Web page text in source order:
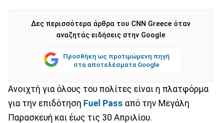
Δες περισσότερα άρθρα του CNN Greece όταν
αναζητάς ειδήσεις στην Google
Προσθήκη ως προτιμώμενη πηγή
στα αποτελέσματα Google
Ανοιχτή για όλους του πολίτες είναι η πλατφόρμα
για την επιδότηση Fuel Pass από την Mεγάλη
Παρασκευή και έως τις 30 Απριλίου.